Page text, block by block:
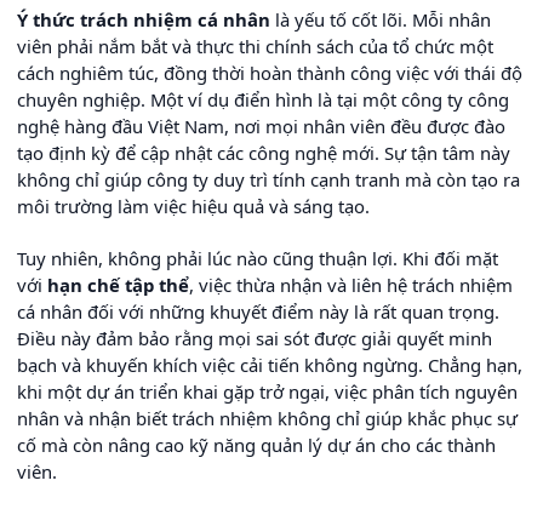
Ý thức trách nhiệm cá nhân là yếu tố cốt lõi. Mỗi nhân
viên phải nắm bắt và thực thi chính sách của tổ chức một
cách nghiêm túc, đồng thời hoàn thành công việc với thái độ
chuyên nghiệp. Một ví dụ điển hình là tại một công ty công
nghệ hàng đầu Việt Nam, nơi mọi nhân viên đều được đào
tạo định kỳ để cập nhật các công nghệ mới. Sự tận tâm này
không chỉ giúp công ty duy trì tính cạnh tranh mà còn tạo ra
môi trường làm việc hiệu quả và sáng tạo.
Tuy nhiên, không phải lúc nào cũng thuận lợi. Khi đối mặt
với hạn chế tập thể, việc thừa nhận và liên hệ trách nhiệm
cá nhân đối với những khuyết điểm này là rất quan trọng.
Điều này đảm bảo rằng mọi sai sót được giải quyết minh
bạch và khuyến khích việc cải tiến không ngừng. Chẳng hạn,
khi một dự án triển khai gặp trở ngại, việc phân tích nguyên
nhân và nhận biết trách nhiệm không chỉ giúp khắc phục sự
cố mà còn nâng cao kỹ năng quản lý dự án cho các thành
viên.